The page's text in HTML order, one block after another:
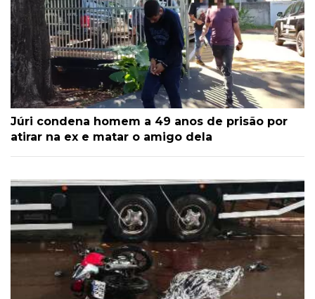
Júri condena homem a 49 anos de prisão por
atirar na ex e matar o amigo dela